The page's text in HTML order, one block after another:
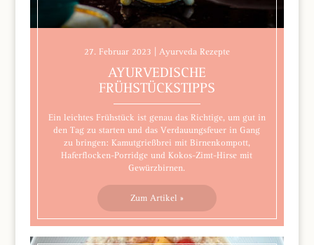
27. Februar 2023 | Ayurveda Rezepte
AYURVEDISCHE
FRÜHSTÜCKSTIPPS
Ein leichtes Frühstück ist genau das Richtige, um gut in
den Tag zu starten und das Verdauungsfeuer in Gang
zu bringen: Kamutgrießbrei mit Birnenkompott,
Haferflocken-Porridge und Kokos-Zimt-Hirse mit
Gewürzbirnen.
Zum Artikel »